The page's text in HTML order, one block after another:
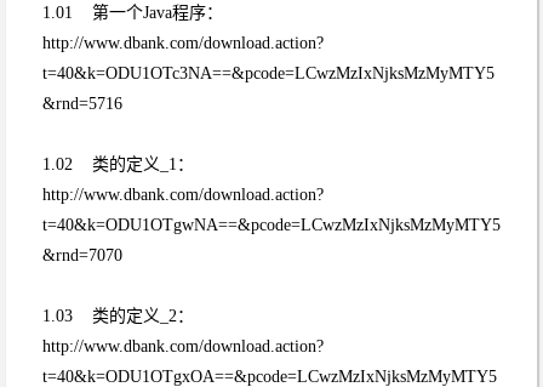
1.01 第一个Java程序：
http://www.dbank.com/download.action?
t=40&k=ODU1OTc3NA==&pcode=LCwzMzIxNjksMzMyMTY5
&rnd=5716
1.02 类的定义_1：
http://www.dbank.com/download.action?
t=40&k=ODU1OTgwNA==&pcode=LCwzMzIxNjksMzMyMTY5
&rnd=7070
1.03 类的定义_2：
http://www.dbank.com/download.action?
t=40&k=ODU1OTgxOA==&pcode=LCwzMzIxNjksMzMyMTY5